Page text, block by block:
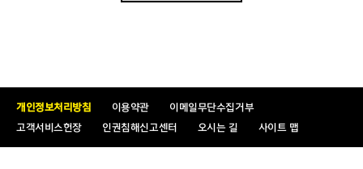
- 근무조건
개인정보처리방침 이용약관
이메일무단수집거부
고객서비스헌장
인권침해신고센터 오시는 길 사이트 맵